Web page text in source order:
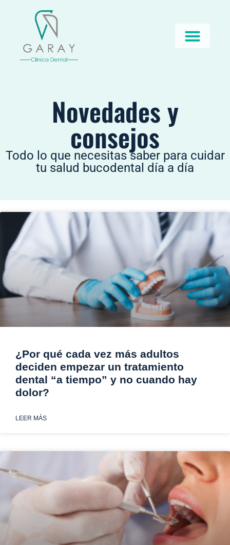
Novedades y
consejos
Todo lo que necesitas saber para cuidar
tu salud bucodental día a día
¿Por qué cada vez más adultos
deciden empezar un tratamiento
dental “a tiempo” y no cuando hay
dolor?
LEER MÁS